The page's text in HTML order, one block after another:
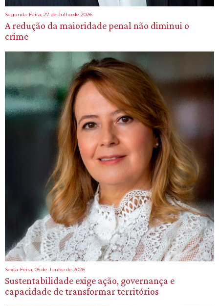
Segunda-Feira, 27 de Julho de 2026
A redução da maioridade penal não diminui o
crime
Sexta-Feira, 05 de Junho de 2026
Sustentabilidade exige ação, governança e
capacidade de transformar territórios